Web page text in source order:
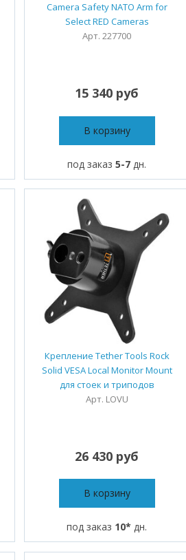
Camera Safety NATO Arm for
Select RED Cameras
Арт. 227700
15 340 руб
В корзину
под заказ5-7 дн.
Крепление Tether Tools Rock
Solid VESA Local Monitor Mount
для стоек и триподов
Арт. LOVU
26 430 руб
В корзину
под заказ 10* дн.